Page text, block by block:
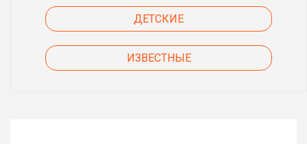
ДЕТСКИЕ
ИЗВЕСТНЫЕ